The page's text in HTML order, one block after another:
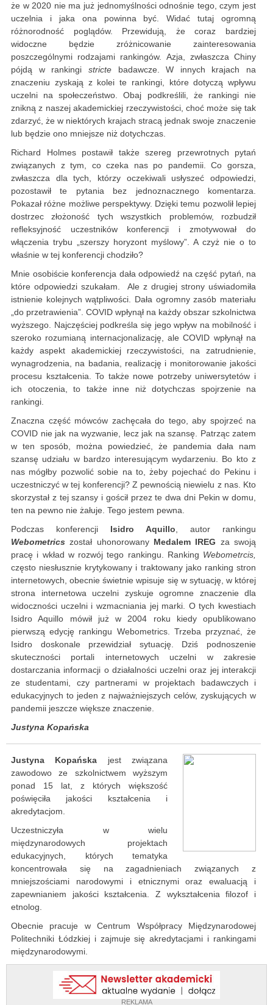
REKLAMA
że w 2020 nie ma już jednomyślności odnośnie tego, czym jest
uczelnia i jaka ona powinna być. Widać tutaj ogromną
różnorodność poglądów. Przewidują, że coraz bardziej
widoczne będzie zróżnicowanie zainteresowania
poszczególnymi rodzajami rankingów. Azja, zwłaszcza Chiny
pójdą w rankingi strictebadawcze. W innych krajach na
znaczeniu zyskają z kolei te rankingi, które dotyczą wpływu
uczelni na społeczeństwo. Obaj podkreślili, że rankingi nie
znikną z naszej akademickiej rzeczywistości, choć może się tak
zdarzyć, że w niektórych krajach stracą jednak swoje znaczenie
lub będzie ono mniejsze niż dotychczas.
Richard Holmes postawił także szereg przewrotnych pytań
związanych z tym, co czeka nas po pandemii. Co gorsza,
zwłaszcza dla tych, którzy oczekiwali usłyszeć odpowiedzi,
pozostawił te pytania bez jednoznacznego komentarza.
Pokazał różne możliwe perspektywy. Dzięki temu pozwolił lepiej
dostrzec złożoność tych wszystkich problemów, rozbudził
refleksyjność uczestników konferencji i zmotywował do
włączenia trybu „szerszy horyzont myślowy”. A czyż nie o to
właśnie w tej konferencji chodziło?
Mnie osobiście konferencja dała odpowiedź na część pytań, na
które odpowiedzi szukałam. Ale z drugiej strony uświadomiła
istnienie kolejnych wątpliwości. Dała ogromny zasób materiału
„do przetrawienia”. COVID wpłynął na każdy obszar szkolnictwa
wyższego. Najczęściej podkreśla się jego wpływ na mobilność i
szeroko rozumianą internacjonalizację, ale COVID wpłynął na
każdy aspekt akademickiej rzeczywistości, na zatrudnienie,
wynagrodzenia, na badania, realizację i monitorowanie jakości
procesu kształcenia. To także nowe potrzeby uniwersytetów i
ich otoczenia, to także inne niż dotychczas spojrzenie na
rankingi.
Znaczna część mówców zachęcała do tego, aby spojrzeć na
COVID nie jak na wyzwanie, lecz jak na szansę. Patrząc zatem
w ten sposób, można powiedzieć, że pandemia dała nam
szansę udziału w bardzo interesującym wydarzeniu. Bo kto z
nas mógłby pozwolić sobie na to, żeby pojechać do Pekinu i
uczestniczyć w tej konferencji? Z pewnością niewielu z nas. Kto
skorzystał z tej szansy i gościł przez te dwa dni Pekin w domu,
ten na pewno nie żałuje. Tego jestem pewna.
Podczas konferencji Isidro Aquillo, autor rankingu
Webometrics został uhonorowany Medalem IREG za swoją
pracę i wkład w rozwój tego rankingu. Ranking Webometrcis,
często niesłusznie krytykowany i traktowany jako ranking stron
internetowych, obecnie świetnie wpisuje się w sytuację, w której
strona internetowa uczelni zyskuje ogromne znaczenie dla
widoczności uczelni i wzmacniania jej marki. O tych kwestiach
Isidro Aquillo mówił już w 2004 roku kiedy opublikowano
pierwszą edycję rankingu Webometrics. Trzeba przyznać, że
Isidro doskonale przewidział sytuację. Dziś podnoszenie
skuteczności portali internetowych uczelni w zakresie
dostarczania informacji o działalności uczelni oraz jej interakcji
ze studentami, czy partnerami w projektach badawczych i
edukacyjnych to jeden z najważniejszych celów, zyskujących w
pandemii jeszcze większe znaczenie.
Justyna Kopańska
Justyna Kopańska jest związana
zawodowo ze szkolnictwem wyższym
ponad 15 lat, z których większość
poświęciła jakości kształcenia i
akredytacjom.
Uczestniczyła w wielu
międzynarodowych projektach
edukacyjnych, których tematyka
koncentrowała się na zagadnieniach związanych z
mniejszościami narodowymi i etnicznymi oraz ewaluacją i
zapewnianiem jakości kształcenia. Z wykształcenia filozof i
etnolog.
Obecnie pracuje w Centrum Współpracy Międzynarodowej
Politechniki Łódzkiej i zajmuje się akredytacjami i rankingami
międzynarodowymi.